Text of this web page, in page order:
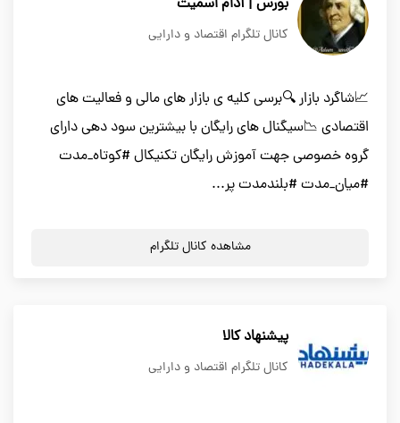
بورس | آدام اسمیت
کانال تلگرام اقتصاد و دارایی
📈شاگرد بازار 🔍برسی کلیه ی بازار های مالی و فعالیت های
اقتصادی 📉سیگنال های رایگان با بیشترین سود دهی دارای
گروه خصوصی جهت آموزش رایگان تکنیکال #کوتاه_مدت
#میان_مدت #بلندمدت پر...
مشاهده کانال تلگرام
پیشنهاد کالا
کانال تلگرام اقتصاد و دارایی